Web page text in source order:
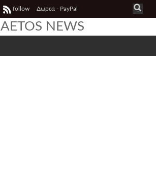
follow Δωρεά - PayPal
AETOS NEWS